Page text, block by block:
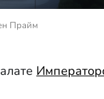
Прайм